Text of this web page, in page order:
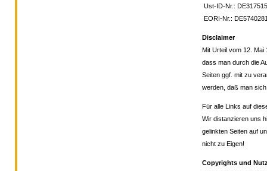
Ust-ID-Nr.:
EORI-Nr.:
Disclaimer
Mit Urteil vom 12.
dass man durch die
Seiten ggf. mit zu
werden, daß man
Für alle Links auf
Wir distanzieren uns
gelinkten Seiten auf
nicht zu Eigen!
Copyrights und